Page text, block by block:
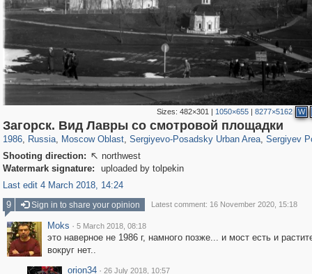
Sizes: 482×301 | 1050×655| 8277×5162 W
Загорск. Вид Лавры со смотровой площадки
1986, Russia
1,406,255 29,243
, Moscow Oblast
96,319 1,691
, Sergiyevo-Posadsky Urban Area
6,358 372
, Sergiyev
4,874 316
Shooting direction:  northwest
Watermark signature:
uploaded by tolpekin
Last edit 4 March 2018, 14:24
9
Sign in to share your opinion Latest comment: 16 November 2020, 15:18
Moks · 5 March 2018, 08:18
это наверное не 1986 г, намного позже... и мост есть и
вокруг нет..
orion34 · 26 July 2018, 10:57